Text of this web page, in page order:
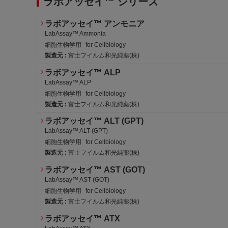
ラボアッセイ™ アンモニア
LabAssay™ Ammonia
細胞生物学用
for Cellbiology
製造元 : 富士フイルム和光純薬(株)
ラボアッセイ™ ALP
LabAssay™ ALP
細胞生物学用
for Cellbiology
製造元 : 富士フイルム和光純薬(株)
ラボアッセイ™ ALT (GPT)
LabAssay™ ALT (GPT)
細胞生物学用
for Cellbiology
製造元 : 富士フイルム和光純薬(株)
ラボアッセイ™ AST (GOT)
LabAssay™ AST (GOT)
細胞生物学用
for Cellbiology
製造元 : 富士フイルム和光純薬(株)
ラボアッセイ™ ATX